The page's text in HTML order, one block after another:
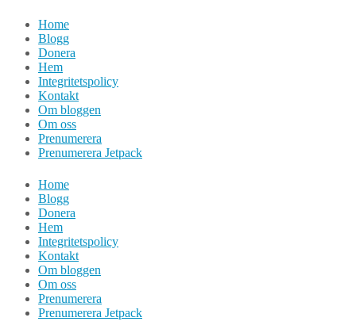
Hoppa
innehåll
Home
Blogg
Donera
Hem
Integritetspolicy
Kontakt
Om bloggen
Om oss
Prenumerera
Prenumerera Jetpack
Home
Blogg
Donera
Hem
Integritetspolicy
Kontakt
Om bloggen
Om oss
Prenumerera
Prenumerera Jetpack